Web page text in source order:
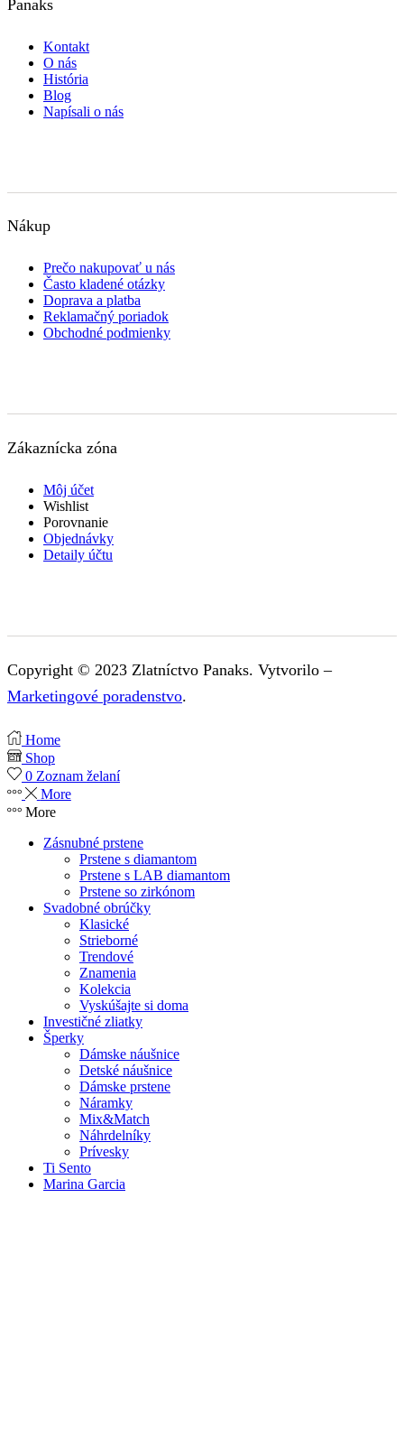
Panaks
Kontakt
O nás
História
Blog
Napísali o nás
Nákup
Prečo nakupovať u nás
Často kladené otázky
Doprava a platba
Reklamačný poriadok
Obchodné podmienky
Zákaznícka zóna
Môj účet
Wishlist
Porovnanie
Objednávky
Detaily účtu
Copyright © 2023 Zlatníctvo Panaks. Vytvorilo –
Marketingové poradenstvo.
Home
Shop
0 Zoznam želaní
More
More
Zásnubné prstene
Prstene s diamantom
Prstene s LAB diamantom
Prstene so zirkónom
Svadobné obrúčky
Klasické
Strieborné
Trendové
Znamenia
Kolekcia
Vyskúšajte si doma
Investičné zliatky
Šperky
Dámske náušnice
Detské náušnice
Dámske prstene
Náramky
Mix&Match
Náhrdelníky
Prívesky
Ti Sento
Marina Garcia